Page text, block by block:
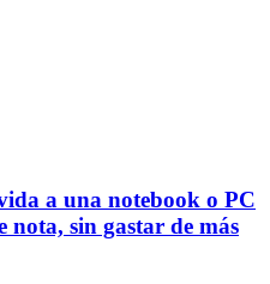
a una notebook o PC
nota, sin gastar de más